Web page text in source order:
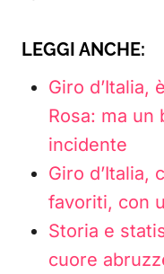
LEGGI ANCHE:
Giro d’Italia,
Rosa: ma
incidente
Giro d’Italia,
favoriti, con
Storia e
cuore